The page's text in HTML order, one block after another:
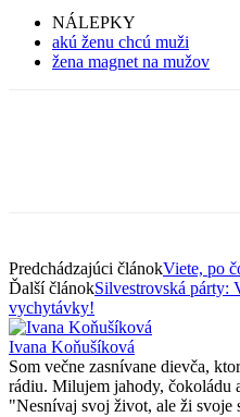
NÁLEPKY
akú ženu chcú muži
žena magnet na mužov
Predchádzajúci článokViete, po
Ďalší článokSilvestrovská párty:
vychytávky!
Ivana Koňušíková
Som večne zasnívane dievča,
rádiu. Milujem jahody, čokoládu
"Nesnívaj svoj život, ale ži svoje